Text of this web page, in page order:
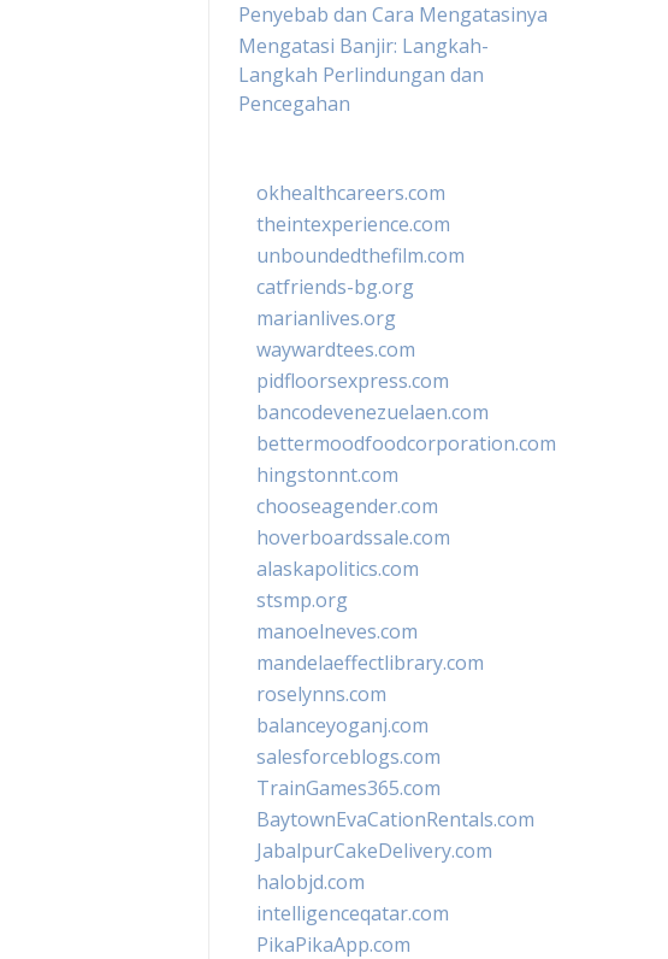
Penyebab dan Cara Mengatasinya
Mengatasi Banjir: Langkah-
Langkah Perlindungan dan
Pencegahan
okhealthcareers.com
theintexperience.com
unboundedthefilm.com
catfriends-bg.org
marianlives.org
waywardtees.com
pidfloorsexpress.com
bancodevenezuelaen.com
bettermoodfoodcorporation.com
hingstonnt.com
chooseagender.com
hoverboardssale.com
alaskapolitics.com
stsmp.org
manoelneves.com
mandelaeffectlibrary.com
roselynns.com
balanceyoganj.com
salesforceblogs.com
TrainGames365.com
BaytownEvaCationRentals.com
JabalpurCakeDelivery.com
halobjd.com
intelligenceqatar.com
PikaPikaApp.com